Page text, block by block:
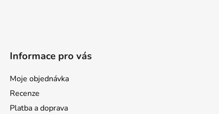
Informace pro vás
Moje objednávka
Recenze
Platba a doprava